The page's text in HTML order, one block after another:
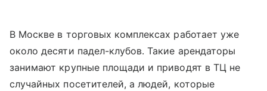
В Москве в торговых комплексах работает уже
около десяти падел-клубов. Такие арендаторы
занимают крупные площади и приводят в ТЦ не
случайных посетителей, а людей, которые